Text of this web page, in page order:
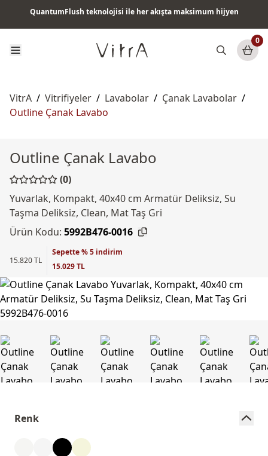
QuantumFlush teknolojisi ile her akışta maksimum hijyen
0
VitrA / Vitrifiyeler / Lavabolar / Çanak Lavabolar /
Outline Çanak Lavabo
Outline Çanak Lavabo
(0)
Yuvarlak, Kompakt, 40x40 cm Armatür Deliksiz, Su
Taşma Deliksiz, Clean, Mat Taş Gri
Ürün Kodu: 5992B476-0016
15.820 TL
Sepette % 5 indirim
15.029 TL
Renk